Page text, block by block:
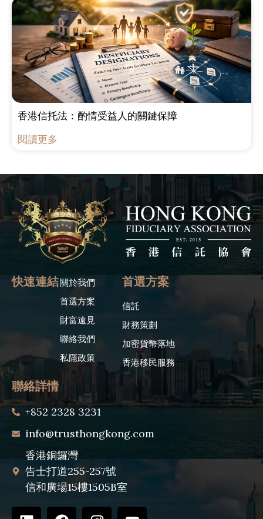
香港信托法：酌情受益人的關鍵保障
閱讀更多
快速連結關於我們
首選方案
財富遠見
聯絡我們
私隱政策
首選方案
信託
財務策劃
加密貨幣落地
香港移民服務
聯絡詳情
+852 2328 3231
info@trusthongkong.com
香港銅鑼灣
告士打道255-257號
信和廣場15樓1505B室